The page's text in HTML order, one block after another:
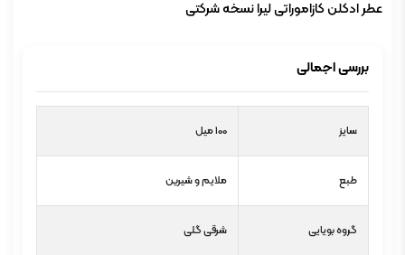
عطر ادکلن کازاموراتی لیرا نسخه شرکتی
بررسی اجمالی
سایز 100 میل
طبع ملایم و شیرین
گروه بویایی شرقی گلی